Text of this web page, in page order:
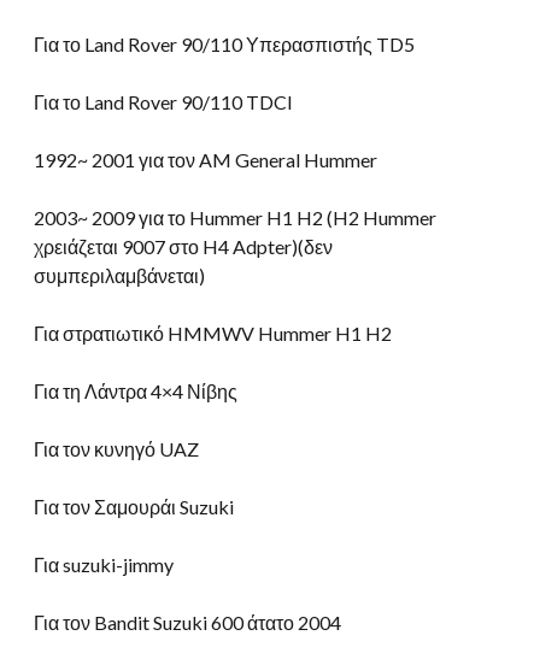
Για το Land Rover 90/110 Υπερασπιστής TD5
Για το Land Rover 90/110 TDCI
1992~ 2001 για τον AM General Hummer
2003~ 2009 για το Hummer H1 H2 (H2 Hummer
χρειάζεται 9007 στο H4 Adpter)(δεν
συμπεριλαμβάνεται)
Για στρατιωτικό HMMWV Hummer H1 H2
Για τη Λάντρα 4×4 Νίβης
Για τον κυνηγό UAZ
Για τον Σαμουράι Suzuki
Για suzuki-jimmy
Για τον Bandit Suzuki 600 άτατο 2004